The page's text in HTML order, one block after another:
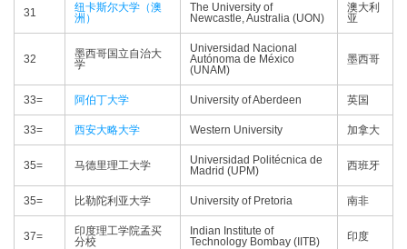
31
纽卡斯尔大学（澳
洲）
The University of
Newcastle, Australia (UON)
澳大利
亚
32
墨西哥国立自治大
学
Universidad Nacional
Autónoma de México
(UNAM)
墨西哥
33= 阿伯丁大学 University of Aberdeen 英国
33= 西安大略大学 Western University 加拿大
35= 马德里理工大学
Universidad Politécnica de
Madrid (UPM)
西班牙
35= 比勒陀利亚大学 University of Pretoria 南非
37=
印度理工学院孟买
分校
Indian Institute of
Technology Bombay (IITB)
印度